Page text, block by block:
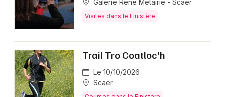
Galerie René Métairie - Scaër
Visites dans le Finistère
Trail Tro Coatloc'h
Le 10/10/2026
Scaër